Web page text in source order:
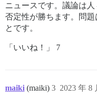
ニュースです。議論は人
否定性が勝ちます。問
とです。
「いいね！」 7
maiki (maiki) 2023 年 8
3